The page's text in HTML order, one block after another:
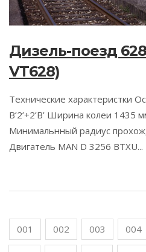
Дизель-поезд
VT628)
Технические характеристки
B’2’+2’B’ Ширина колеи
Минимальнный радиус
Двигатель MAN D 3256 BTXU...
001 002 003 004